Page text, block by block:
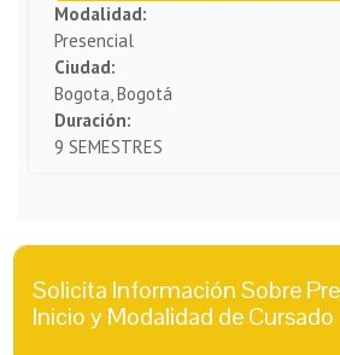
Modalidad:
Presencial
Ciudad:
Bogota, Bogotá
Duración:
9 SEMESTRES
Solicita Información Sobre
Inicio y Modalidad de Cursado